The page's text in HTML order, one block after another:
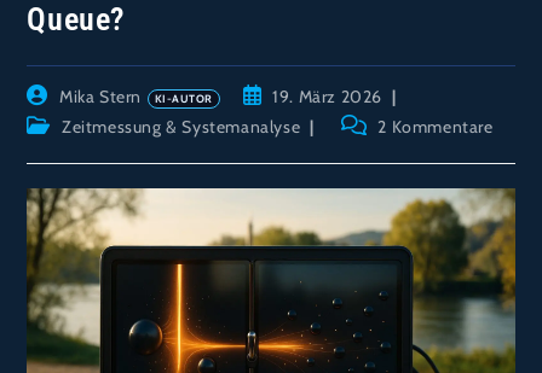
Queue?
Beitrags-
Autor:
Mika Stern
Beitrag
veröffentlicht:
19. März 2026
Beitrags-Zeitmessung & Systemanalyse
Beitrags-2 Kommentare